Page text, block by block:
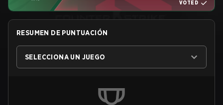
VOTED
RESUMEN DE PUNTUACIÓN
SELECCIONA UN JUEGO